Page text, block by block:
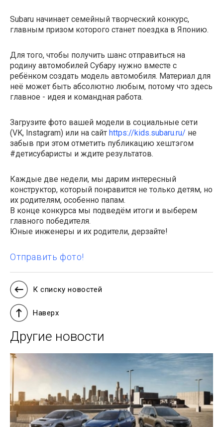
Subaru начинает семейный творческий конкурс,
главным призом которого станет поездка в Японию.
Для того, чтобы получить шанс отправиться на
родину автомобилей Субару нужно вместе с
ребёнком создать модель автомобиля. Материал для
неё может быть абсолютно любым, потому что здесь
главное - идея и командная работа.
Загрузите фото вашей модели в социальные сети
(VK, Instagram) или на сайт https://kids.subaru.ru/ не
забыв при этом отметить публикацию хештэгом
#детисубаристы и ждите результатов.
Каждые две недели, мы дарим интересный
конструктор, который понравится не только детям, но
их родителям, особенно папам.
В конце конкурса мы подведём итоги и выберем
главного победителя.
Юные инженеры и их родители, дерзайте!
Отправить фото!
К списку новостей
Наверх
Другие новости